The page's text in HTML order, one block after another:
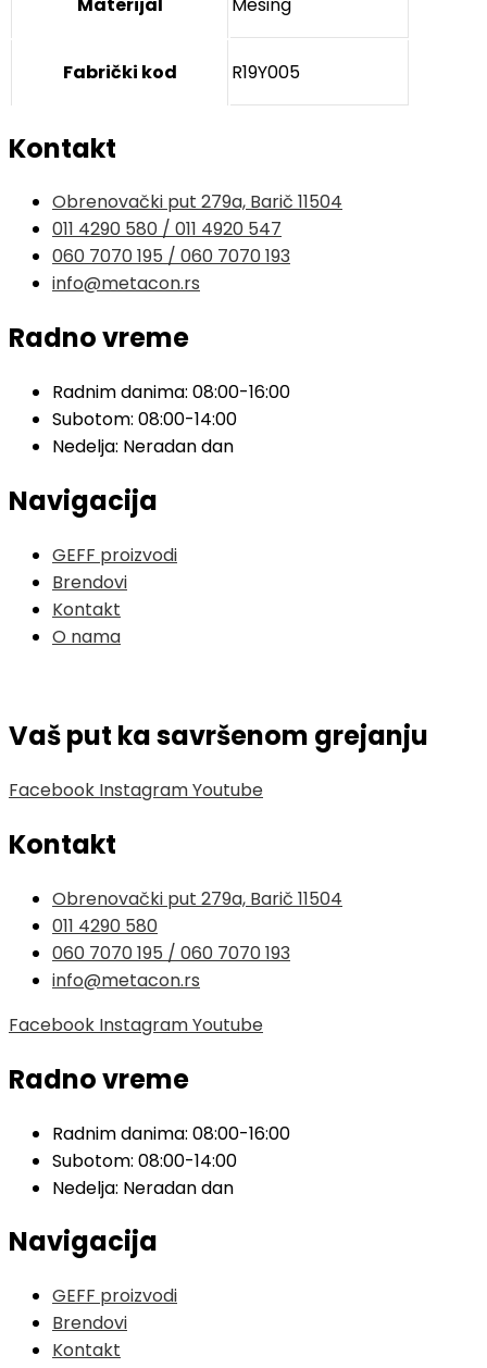
Fabrički kod R19Y005
Kontakt
Obrenovački put 279a, Barič 11504
011 4290 580 / 011 4920 547
060 7070 195 / 060 7070 193
info@metacon.rs
Radno vreme
Radnim danima: 08:00-16:00
Subotom: 08:00-14:00
Nedelja: Neradan dan
Navigacija
GEFF proizvodi
Brendovi
Kontakt
O nama
Vaš put ka savršenom grejanju
Facebook InstagramYoutube
Kontakt
Obrenovački put 279a, Barič 11504
011 4290 580
060 7070 195 / 060 7070 193
info@metacon.rs
Facebook InstagramYoutube
Radno vreme
Radnim danima: 08:00-16:00
Subotom: 08:00-14:00
Nedelja: Neradan dan
Navigacija
GEFF proizvodi
Brendovi
Kontakt